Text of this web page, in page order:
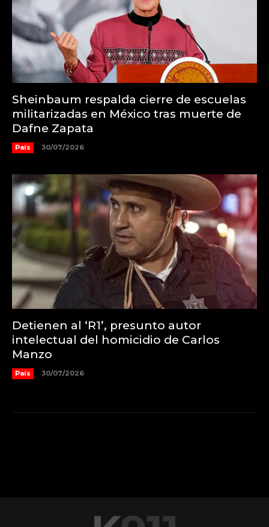
Sheinbaum respalda cierre de escuelas
militarizadas en México tras muerte de
Dafne Zapata
País 30/07/2026
Detienen al ‘R1’, presunto autor
intelectual del homicidio de Carlos
Manzo
País 30/07/2026